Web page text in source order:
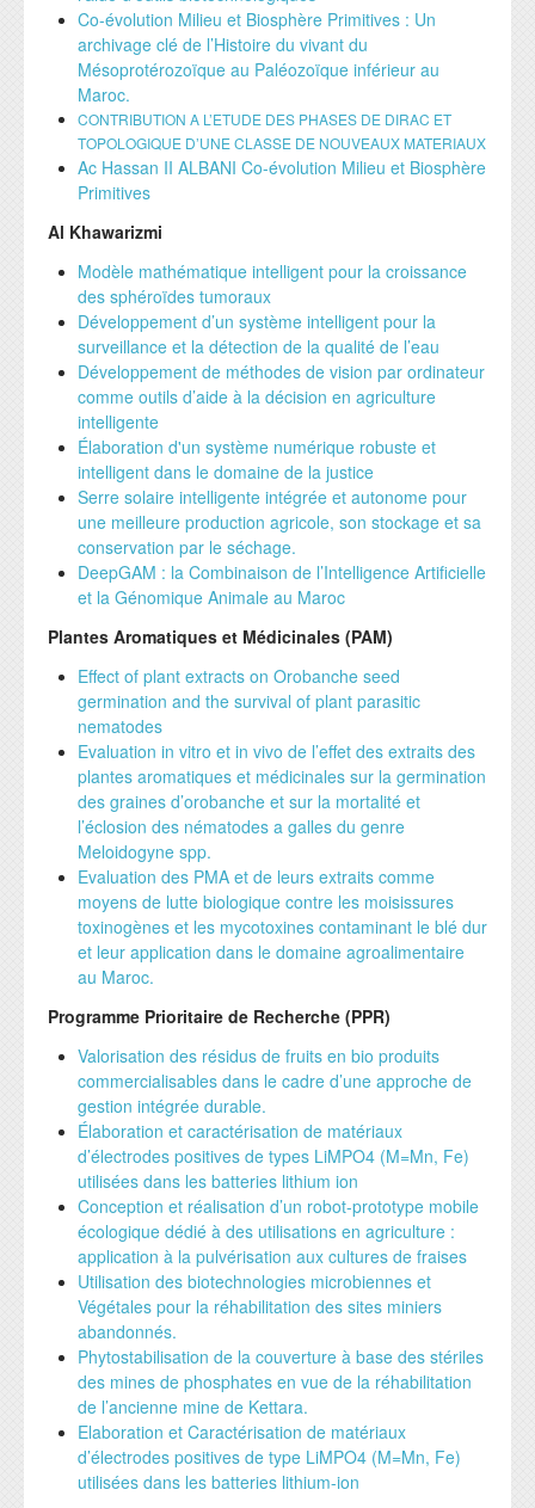
Formation Continue Plateformes techniques
ESPACE ENSEIGNANTS
Livres et publications
ESPACE ETUDIANTS
COOPERATION
Cooperation nationale
DEPARTEMENTS
Département BIOLOGIE
Département CHIMIE
Département GEOLOGIE
Département INFORMATIQUE
Département MATHEMATIQUES
Département PHYSIQUE
Co-évolution Milieu et Biosphère Primitives : Un
archivage clé de l’Histoire du vivant du
Mésoprotérozoïque au Paléozoïque inférieur au
Maroc.
CONTRIBUTION A L’ETUDE DES PHASES DE DIRAC ET
TOPOLOGIQUE D’UNE CLASSE DE NOUVEAUX MATERIAUX
Ac Hassan II ALBANI Co-évolution Milieu et Biosphère
Primitives
Al Khawarizmi
Modèle mathématique intelligent pour la croissance
des sphéroïdes tumoraux
Développement d’un système intelligent pour la
surveillance et la détection de la qualité de l’eau
Développement de méthodes de vision par ordinateur
comme outils d’aide à la décision en agriculture
intelligente
Élaboration d'un système numérique robuste et
intelligent dans le domaine de la justice
Serre solaire intelligente intégrée et autonome pour
une meilleure production agricole, son stockage et sa
conservation par le séchage.
DeepGAM : la Combinaison de l’Intelligence Artificielle
et la Génomique Animale au Maroc
Plantes Aromatiques et Médicinales (PAM)
Effect of plant extracts on Orobanche seed
germination and the survival of plant parasitic
nematodes
Evaluation in vitro et in vivo de l’effet des extraits des
plantes aromatiques et médicinales sur la germination
des graines d’orobanche et sur la mortalité et
l’éclosion des nématodes a galles du genre
Meloidogyne spp.
Evaluation des PMA et de leurs extraits comme
moyens de lutte biologique contre les moisissures
toxinogènes et les mycotoxines contaminant le blé dur
et leur application dans le domaine agroalimentaire
au Maroc.
Programme Prioritaire de Recherche (PPR)
Valorisation des résidus de fruits en bio produits
commercialisables dans le cadre d’une approche de
gestion intégrée durable.
Élaboration et caractérisation de matériaux
d’électrodes positives de types LiMPO4 (M=Mn, Fe)
utilisées dans les batteries lithium ion
Conception et réalisation d’un robot-prototype mobile
écologique dédié à des utilisations en agriculture :
application à la pulvérisation aux cultures de fraises
Utilisation des biotechnologies microbiennes et
Végétales pour la réhabilitation des sites miniers
abandonnés.
Phytostabilisation de la couverture à base des stériles
des mines de phosphates en vue de la réhabilitation
de l’ancienne mine de Kettara.
Elaboration et Caractérisation de matériaux
d’électrodes positives de type LiMPO4 (M=Mn, Fe)
utilisées dans les batteries lithium-ion